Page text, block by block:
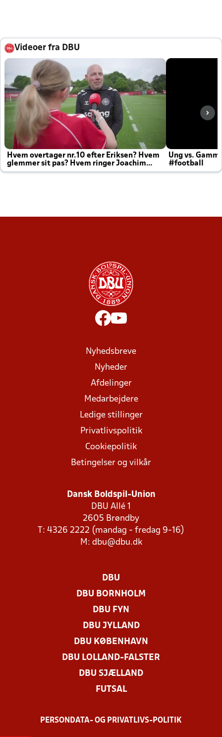
Videoer fra DBU
Hvem overtager nr.10 efter Eriksen? Hvem
glemmer sit pas? Hvem ringer Joachim
altid til efter kampe?
Ung vs.
#football
Nyhedsbreve
Nyheder
Afdelinger
Medarbejdere
Ledige stillinger
Privatlivspolitik
Cookiepolitik
Betingelser og vilkår
Dansk Boldspil-Union
DBU Allé 1
2605 Brøndby
T: 4326 2222 (mandag - fredag 9-16)
M: dbu@dbu.dk
DBU
DBU BORNHOLM
DBU FYN
DBU JYLLAND
DBU KØBENHAVN
DBU LOLLAND-FALSTER
DBU SJÆLLAND
FUTSAL
PERSONDATA- OG PRIVATLIVS-POLITIK